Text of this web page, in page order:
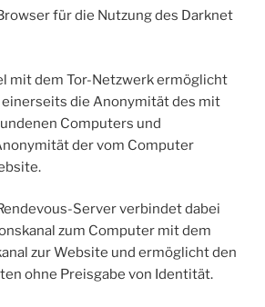
für die Nutzung des Darknet
mit dem Tor-Netzwerk ermöglicht
die Anonymität des mit
Computers und
der vom Computer
Server verbindet dabei
zum Computer mit dem
zur Website und ermöglicht den
ohne Preisgabe von Identität.